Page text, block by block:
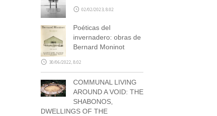
02/02/2023, 8:02
Poéticas del
invernadero: obras de
Bernard Moninot
30/06/2022, 8:02
COMMUNAL LIVING
AROUND A VOID: THE
SHABONOS,
DWELLINGS OF THE